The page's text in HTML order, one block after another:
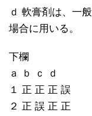
ｄ 軟膏剤は、一
場合に用いる。
下欄
ａ ｂ ｃ ｄ
１ 正 正 正 誤
２ 正 誤 正 正